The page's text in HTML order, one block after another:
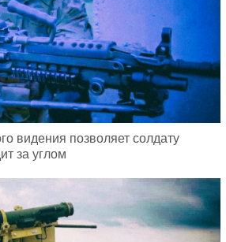
видения позволяет солдату
за углом